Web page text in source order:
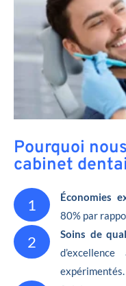
Pourquoi
cabinet
1 Économies
80% par
2 Soins de
expérimentés.